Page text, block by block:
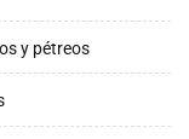
y pétreos